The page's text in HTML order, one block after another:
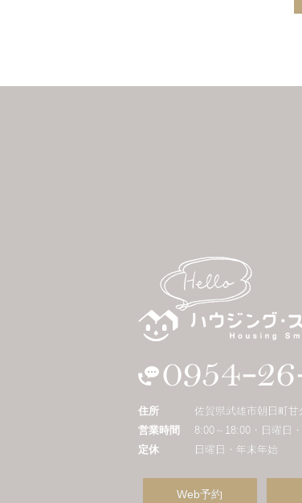
住所
佐賀県武雄市朝日町甘
営業時間
8:00～18:00・日曜日
定休
日曜日・年末年始
Web予約